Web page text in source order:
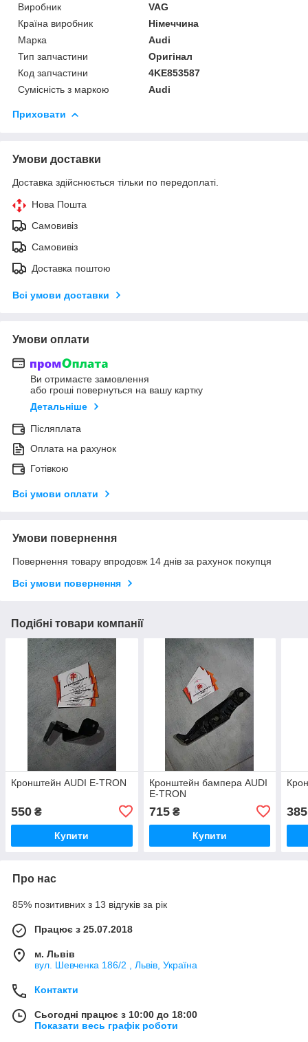
Виробник
VAG
Країна виробник
Німеччина
Марка
Audi
Тип запчастини
Оригінал
Код запчастини
4KE853587
Сумісність з маркою
Audi
Приховати
Умови доставки
Доставка здійснюється тільки по передоплаті.
Нова Пошта
Самовивіз
Самовивіз
Доставка поштою
Всі умови доставки
Умови оплати
Ви отримаєте замовлення
або гроші повернуться на вашу картку
Детальніше
Післяплата
Оплата на рахунок
Готівкою
Всі умови оплати
Умови повернення
Повернення товару впродовж 14 днів за рахунок покупця
Всі умови повернення
Подібні товари компанії
Кронштейн AUDI E-TRON
550 ₴
Купити
Кронштейн бампера AUDI
E-TRON
715₴
Купити
385
Про нас
85% позитивних з 13 відгуків за рік
Працює з 25.07.2018
м. Львів
вул. Шевченка 186/2 , Львів, Україна
Контакти
Сьогодні працює з 10:00 до 18:00
Показати весь графік роботи